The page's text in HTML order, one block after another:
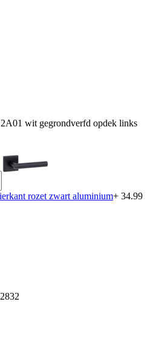
wit gegrondverfd opdek links
rozet zwart aluminium+ 34.99